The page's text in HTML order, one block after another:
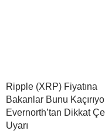
Ripple (XRP) Fiyatına
Bakanlar Bunu
Evernorth’tan Dikkat
Uyarı